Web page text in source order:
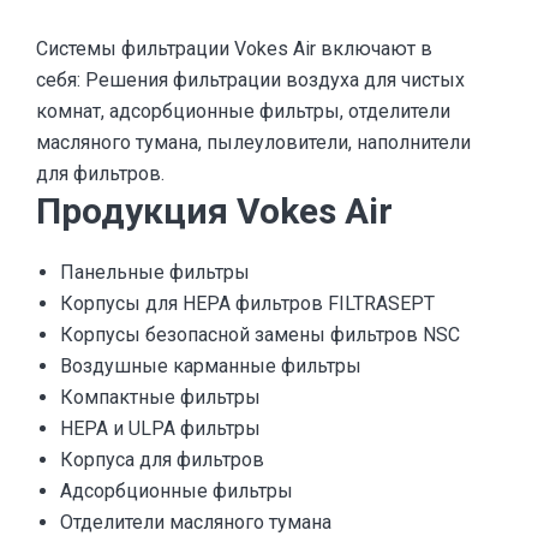
Системы фильтрации Vokes Air включают в
себя: Решения фильтрации воздуха для чистых
комнат, адсорбционные фильтры, отделители
масляного тумана, пылеуловители, наполнители
для фильтров.
Продукция Vokes Air
Панельные фильтры
Корпусы для НЕРА фильтров FILTRASEPT
Корпусы безопасной замены фильтров NSC
Воздушные карманные фильтры
Компактные фильтры
HEPA и ULPA фильтры
Корпуса для фильтров
Адсорбционные фильтры
Отделители масляного тумана